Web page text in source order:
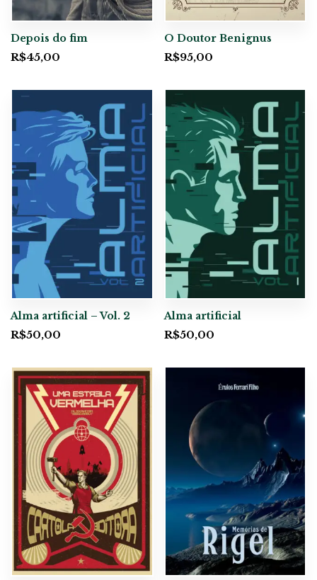
Depois do fim
R$45,00
O Doutor Benignus
R$95,00
Alma artificial – Vol. 2
R$50,00
Alma artificial
R$50,00